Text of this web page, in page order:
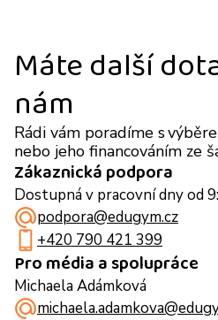
Máte další
nám
Rádi vám poradíme s
nebo jeho financováním ze
Zákaznická podpora
Dostupná v pracovní dny od
podpora@edugym.cz
+420 790 421 399
Pro média a spolupráce
Michaela Adámková